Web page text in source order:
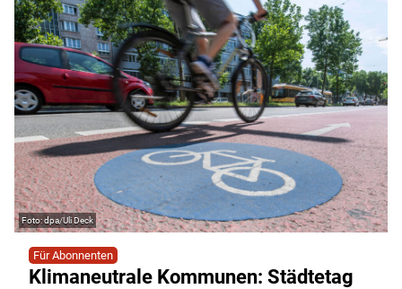
dpa/Uli Deck
Für Abonnenten
Klimaneutrale Kommunen: Städtetag